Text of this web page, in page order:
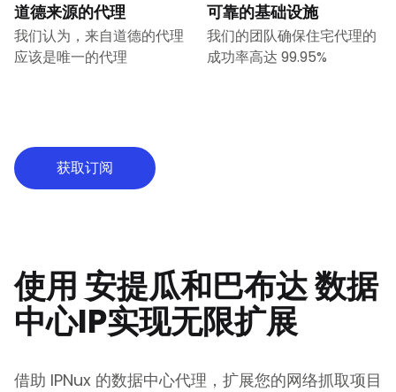
道德来源的代理
我们认为，来自道德的代理
应该是唯一的代理
可靠的基础设施
我们的团队确保住宅代理的
成功率高达 99.95%
获取订阅
使用安提瓜和巴布达数据
中心IP实现无限扩展
借助 IPNux 的数据中心代理，扩展您的网络抓取项目